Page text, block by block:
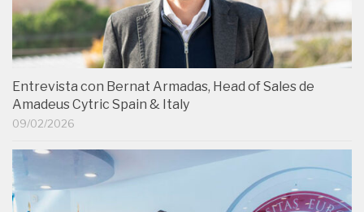
Entrevista con Bernat Armadas, Head of Sales de
Amadeus Cytric Spain & Italy
09/02/2026